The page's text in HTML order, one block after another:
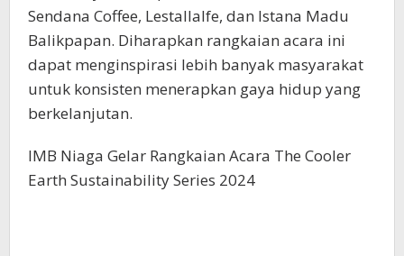
Sendana Coffee, Lestallalfe, dan Istana Madu
Balikpapan. Diharapkan rangkaian acara ini
dapat menginspirasi lebih banyak masyarakat
untuk konsisten menerapkan gaya hidup yang
berkelanjutan.
IMB Niaga Gelar Rangkaian Acara The Cooler
Earth Sustainability Series 2024